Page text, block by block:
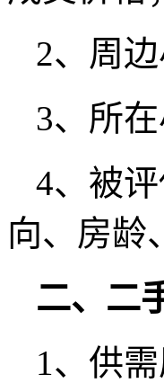
2、周
3、所
4、被
向、房龄
二、二
1、供